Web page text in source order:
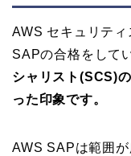
AWS セキュリテ
SAPの合格をして
シャリスト(SCS)
った印象です。
AWS SAPは範囲